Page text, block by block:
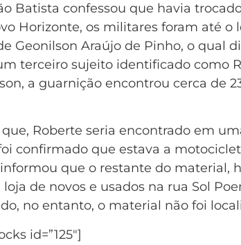
Batista confessou que havia
Horizonte, os militares foram até
Geonilson Araújo de Pinho, o qual
terceiro sujeito identificado como
a guarnição encontrou cerca de
Roberte seria encontrado em
confirmado que estava a
que o restante do material,
de novos e usados na rua Sol
no entanto, o material não foi
id=”125″]